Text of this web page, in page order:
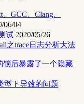
GCC、Clang、
06/04
试 2020/05/26
之trace日志分析大法
锁后暴露了一个隐藏
型下导致的问题